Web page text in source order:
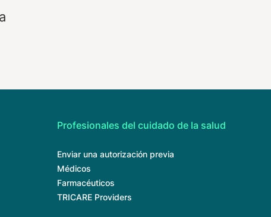
Profesionales del cuidado de la salud
Enviar una autorización previa
Médicos
Farmacéuticos
TRICARE Providers